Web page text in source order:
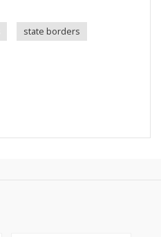
state borders